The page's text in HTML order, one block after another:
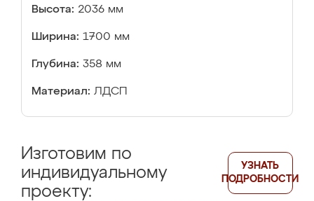
Высота: 2036 мм
Ширина: 1700 мм
Глубина: 358 мм
Материал: ЛДСП
Изготовим по
индивидуальному
проекту:
УЗНАТЬ
ПОДРОБНОСТИ